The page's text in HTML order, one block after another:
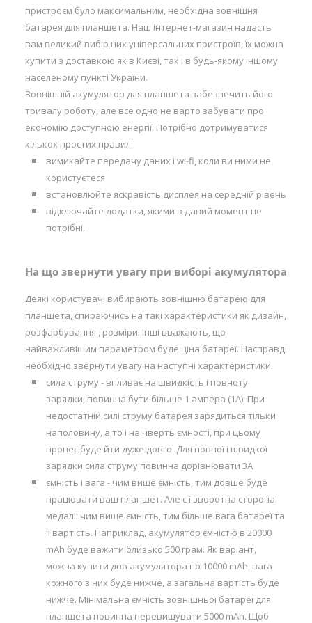
пристроєм було максимальним, необхідна зовнішня
батарея для планшета. Наш інтернет-магазин надасть
вам великий вибір цих універсальних пристроїв, їх можна
купити з доставкою як в Києві, так і в будь-якому іншому
населеному пункті України.
Зовнішній акумулятор для планшета забезпечить його
тривалу роботу, але все одно не варто забувати про
економію доступною енергії. Потрібно дотримуватися
кількох простих правил:
вимикайте передачу даних і wi-fi, коли ви ними не
користуєтеся
встановлюйте яскравість дисплея на середній рівень
відключайте додатки, якими в даний момент не
потрібні.
На що звернути увагу при виборі акумулятора
Деякі користувачі вибирають зовнішню батарею для
планшета, спираючись на такі характеристики як дизайн,
розфарбування , розміри. Інші вважають, що
найважливішим параметром буде ціна батареї. Насправді
необхідно звернути увагу на наступні характеристики:
сила струму - впливає на швидкість і повноту
зарядки, повинна бути більше 1 ампера (1А). При
недостатній силі струму батарея зарядиться тільки
наполовину, а то і на чверть ємності, при цьому
процес буде йти дуже довго. Для повної і швидкої
зарядки сила струму повинна дорівнювати 3А
ємність і вага - чим вище ємність, тим довше буде
працювати ваш планшет. Але є і зворотна сторона
медалі: чим вище ємність, тим більше вага батареї та
її вартість. Наприклад, акумулятор ємністю в 20000
mAh буде важити близько 500 грам. Як варіант,
можна купити два акумулятора по 10000 mAh, вага
кожного з них буде нижче, а загальна вартість буде
нижче. Мінімальна ємність зовнішньої батареї для
планшета повинна перевищувати 5000 mAh. Щоб